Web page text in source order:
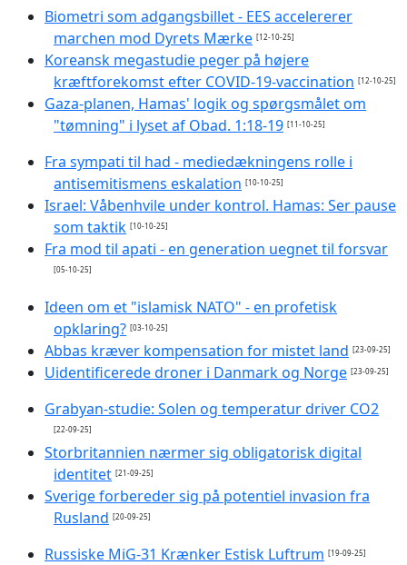
Biometri som adgangsbillet - EES accelererer
marchen mod Dyrets Mærke [12-10-25]
Koreansk megastudie peger på højere
kræftforekomst efter COVID-19-vaccination [12-10-25]
Gaza-planen, Hamas' logik og spørgsmålet om
"tømning" i lyset af Obad. 1:18-19 [11-10-25]
Fra sympati til had - mediedækningens rolle i
antisemitismens eskalation [10-10-25]
Israel: Våbenhvile under kontrol. Hamas: Ser pause
som taktik [10-10-25]
Fra mod til apati - en generation uegnet til forsvar
[05-10-25]
Ideen om et "islamisk NATO" - en profetisk
opklaring? [03-10-25]
Abbas kræver kompensation for mistet land [23-09-25]
Uidentificerede droner i Danmark og Norge [23-09-25]
Grabyan-studie: Solen og temperatur driver CO2
[22-09-25]
Storbritannien nærmer sig obligatorisk digital
identitet [21-09-25]
Sverige forbereder sig på potentiel invasion fra
Rusland [20-09-25]
Russiske MiG-31 Krænker Estisk Luftrum [19-09-25]